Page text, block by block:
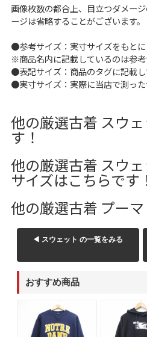
画像枚数の都合上、目立つダメー
ージは省略することがございます。
●参考サイズ：実寸サイズをもと
※商品名内に記載しているのは参考
●表記サイズ：商品のタグに記載
●実寸サイズ：実際に当店で測っ
他の厳選古着 スウ
す！
他の厳選古着 スウ
サイズはこちらです
他の厳選古着 プーマ
◀ スウェット の一覧をみる
おすすめ商品